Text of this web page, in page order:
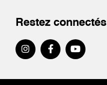
Restez connectés